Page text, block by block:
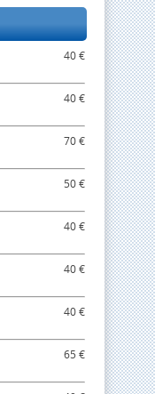
40 €
40 €
70 €
50 €
40 €
40 €
40 €
65 €